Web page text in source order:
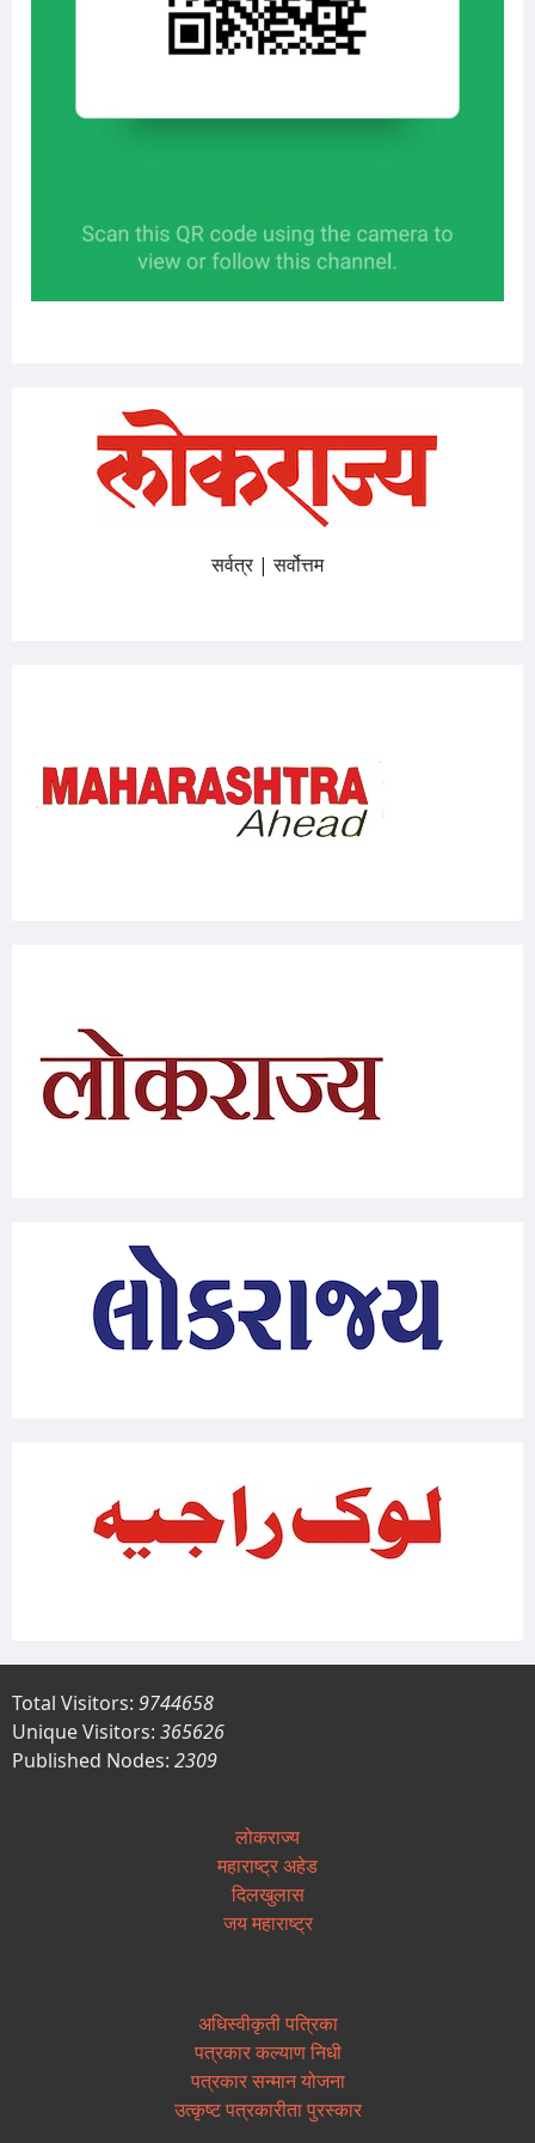
सर्वत्र | सर्वोत्तम
Total Visitors: 9744658
Unique Visitors: 365626
Published Nodes: 2309
लोकराज्य
महाराष्ट्र अहेड
दिलखुलास
जय महाराष्ट्र
अधिस्वीकृती पत्रिका
पत्रकार कल्याण निधी
पत्रकार सन्मान योजना
उत्कृष्ट पत्रकारीता पुरस्कार